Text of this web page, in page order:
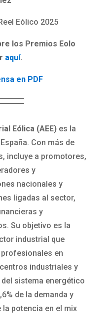
Eólico 2025
los Premios Eolo
aquí.
en PDF
Eólica (AEE)es la
Con más de
incluye a promotores,
y
nacionales y
ligadas al sector,
y
Su objetivo es la
industrial que
profesionales en
industriales y
sistema energético
de la demanda y
la potencia en el mix